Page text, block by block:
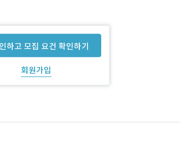
하고 모집 요건 확인하기
회원가입